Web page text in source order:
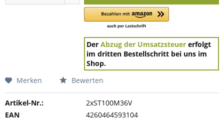
DerAbzug der Umsatzsteuer erfolgt
im dritten Bestellschritt bei uns im
Shop.
Merken
Bewerten
Artikel-Nr.:
2xST100M36V
EAN
4260464593104